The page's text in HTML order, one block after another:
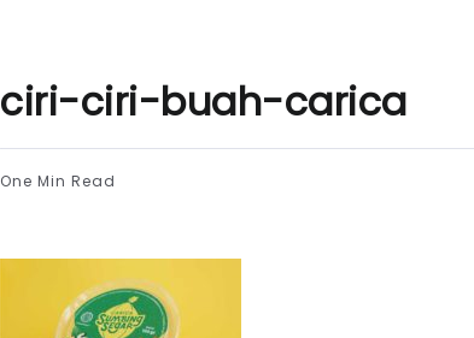
ciri-ciri-buah-carica
One Min Read